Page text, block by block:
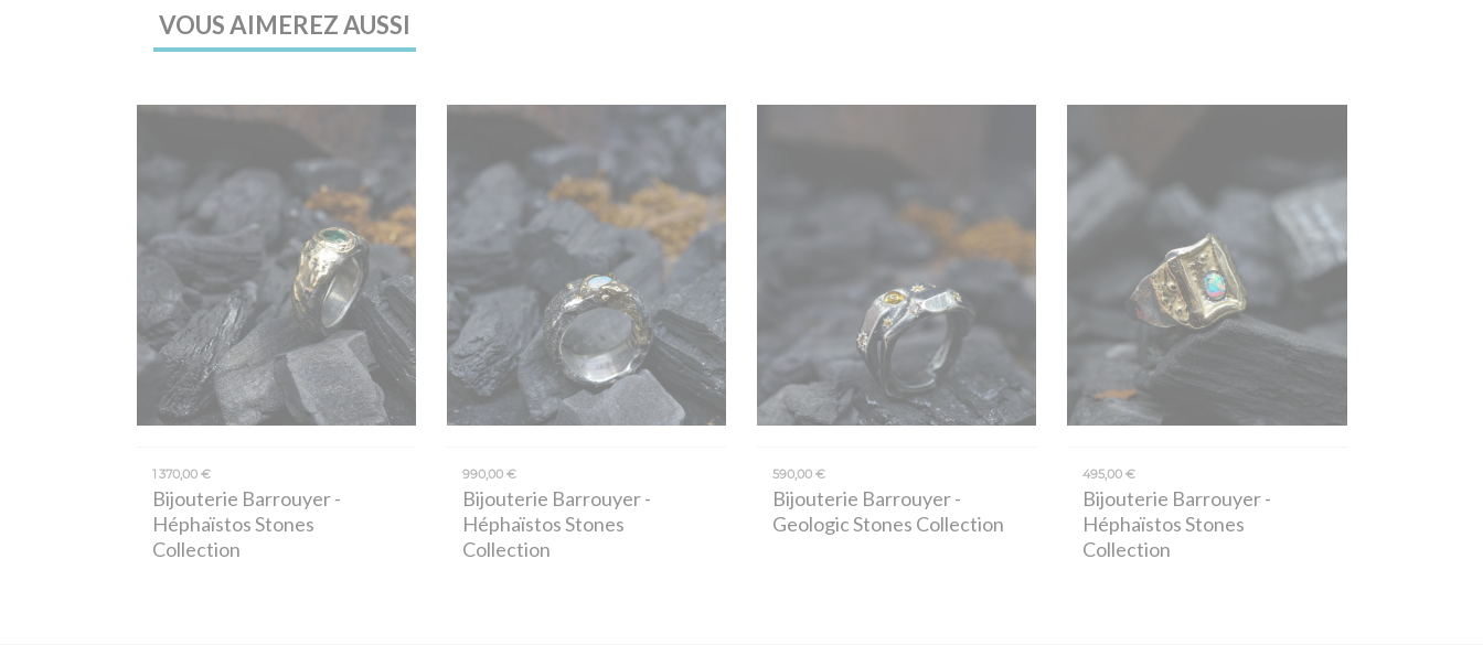
VOUS AIMEREZ AUSSI
1 370,00 €
Bijouterie Barrouyer-
Héphaïstos Stones
Collection
990,00 €
Bijouterie Barrouyer-
Héphaïstos Stones
Collection
590,00 €
Bijouterie Barrouyer-
Geologic Stones Collection
495,00 €
Bijouterie Barrouyer-
Héphaïstos Stones
Collection